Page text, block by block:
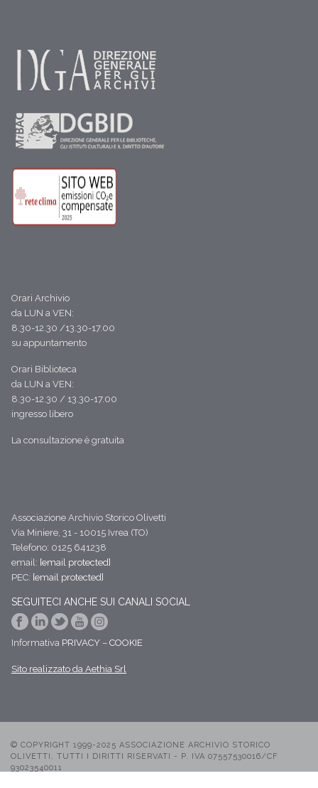
Orari Archivio
da LUN a VEN:
8.30-12.30 /13.30-17.00
su appuntamento
Orari Biblioteca
da LUN a VEN:
8.30-12.30 / 13.30-17.00
ingresso libero
La consultazione è gratuita
Associazione Archivio Storico Olivetti
Via Miniere, 31 - 10015 Ivrea (TO)
Telefono: 0125 641238
email: [email protected]
PEC: [email protected]
SEGUITECI ANCHE SUI CANALI SOCIAL
Informativa PRIVACY – COOKIE
Sito realizzato da Aethia Srl
© COPYRIGHT 1999-2025 ASSOCIAZIONE ARCHIVIO STORICO
OLIVETTI, TUTTI I DIRITTI RISERVATI - P. IVA 07557530016/CF
93023540011